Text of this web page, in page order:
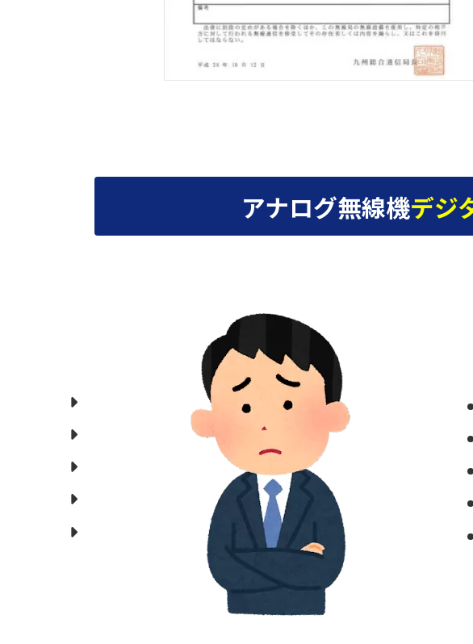
アナログ無線機デジ